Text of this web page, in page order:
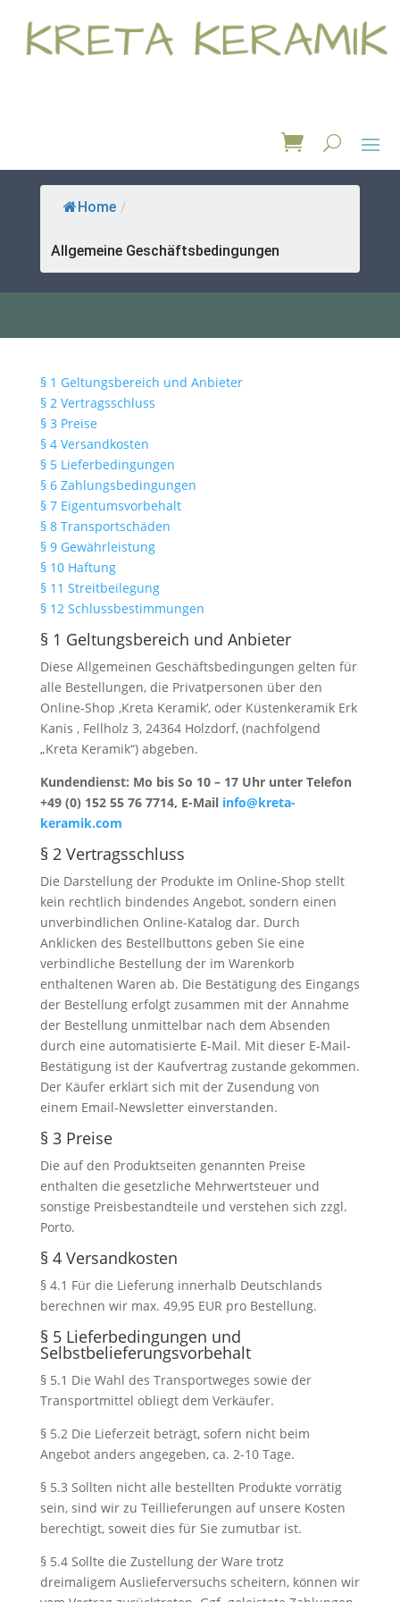
Home /
Allgemeine Geschäftsbedingungen
§ 1 Geltungsbereich und Anbieter
§ 2 Vertragsschluss
§ 3 Preise
§ 4 Versandkosten
§ 5 Lieferbedingungen
§ 6 Zahlungsbedingungen
§ 7 Eigentumsvorbehalt
§ 8 Transportschäden
§ 9 Gewährleistung
§ 10 Haftung
§ 11 Streitbeilegung
§ 12 Schlussbestimmungen
§ 1 Geltungsbereich und Anbieter
Diese Allgemeinen Geschäftsbedingungen gelten für
alle Bestellungen, die Privatpersonen über den
Online-Shop ‚Kreta Keramik‘, oder Küstenkeramik Erk
Kanis , Fellholz 3, 24364 Holzdorf, (nachfolgend
„Kreta Keramik“) abgeben.
Kundendienst: Mo bis So 10 – 17 Uhr unter Telefon
+49 (0) 152 55 76 7714, E-Mail info@kreta-
keramik.com
§ 2 Vertragsschluss
Die Darstellung der Produkte im Online-Shop stellt
kein rechtlich bindendes Angebot, sondern einen
unverbindlichen Online-Katalog dar. Durch
Anklicken des Bestellbuttons geben Sie eine
verbindliche Bestellung der im Warenkorb
enthaltenen Waren ab. Die Bestätigung des Eingangs
der Bestellung erfolgt zusammen mit der Annahme
der Bestellung unmittelbar nach dem Absenden
durch eine automatisierte E-Mail. Mit dieser E-Mail-
Bestätigung ist der Kaufvertrag zustande gekommen.
Der Käufer erklärt sich mit der Zusendung von
einem Email-Newsletter einverstanden.
§ 3 Preise
Die auf den Produktseiten genannten Preise
enthalten die gesetzliche Mehrwertsteuer und
sonstige Preisbestandteile und verstehen sich zzgl.
Porto.
§ 4 Versandkosten
§ 4.1 Für die Lieferung innerhalb Deutschlands
berechnen wir max. 49,95 EUR pro Bestellung.
§ 5 Lieferbedingungen und
Selbstbelieferungsvorbehalt
§ 5.1 Die Wahl des Transportweges sowie der
Transportmittel obliegt dem Verkäufer.
§ 5.2 Die Lieferzeit beträgt, sofern nicht beim
Angebot anders angegeben, ca. 2-10 Tage.
§ 5.3 Sollten nicht alle bestellten Produkte vorrätig
sein, sind wir zu Teillieferungen auf unsere Kosten
berechtigt, soweit dies für Sie zumutbar ist.
§ 5.4 Sollte die Zustellung der Ware trotz
dreimaligem Auslieferversuchs scheitern, können wir